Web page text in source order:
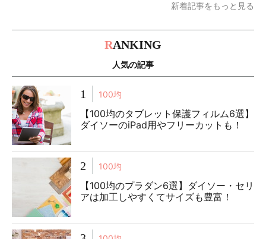
新着記事をもっと見る
RANKING
人気の記事
1 100均
【100均のタブレット保護フィルム6選】
ダイソーのiPad用やフリーカットも！
2 100均
【100均のプラダン6選】ダイソー・セリ
アは加工しやすくてサイズも豊富！